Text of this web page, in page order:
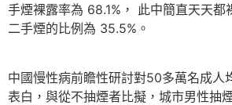
手煙裸露率為 68.1%， 此中簡直天天都
二手煙的比例為 35.5%。
中國慢性病前瞻性研討對50多萬名成人
表白，與從不抽煙者比擬，城市男性抽